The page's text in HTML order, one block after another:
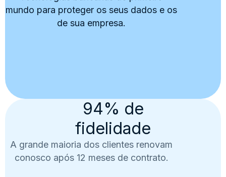
mundo para proteger os seus dados e os
de sua empresa.
94% de
fidelidade
A grande maioria dos clientes renovam
conosco após 12 meses de contrato.